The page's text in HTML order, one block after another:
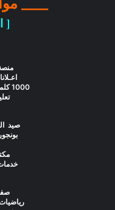
[
1000 كلمة [ الانجليزية للمبتدئين ]
صيد